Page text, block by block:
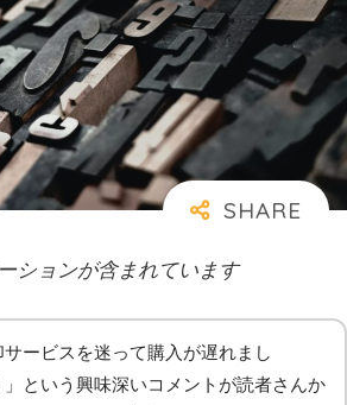
ションが含まれています
サービスを迷って購入が遅れまし
」という興味深いコメントが読者さんか